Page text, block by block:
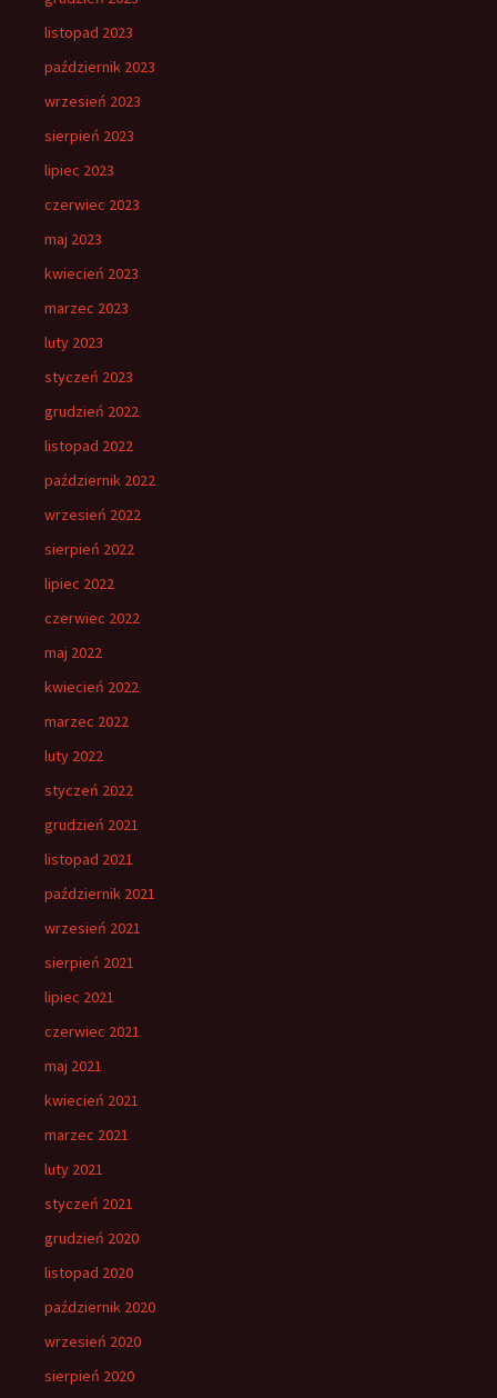
listopad 2023
październik 2023
wrzesień 2023
sierpień 2023
lipiec 2023
czerwiec 2023
maj 2023
kwiecień 2023
marzec 2023
luty 2023
styczeń 2023
grudzień 2022
listopad 2022
październik 2022
wrzesień 2022
sierpień 2022
lipiec 2022
czerwiec 2022
maj 2022
kwiecień 2022
marzec 2022
luty 2022
styczeń 2022
grudzień 2021
listopad 2021
październik 2021
wrzesień 2021
sierpień 2021
lipiec 2021
czerwiec 2021
maj 2021
kwiecień 2021
marzec 2021
luty 2021
styczeń 2021
grudzień 2020
listopad 2020
październik 2020
wrzesień 2020
sierpień 2020